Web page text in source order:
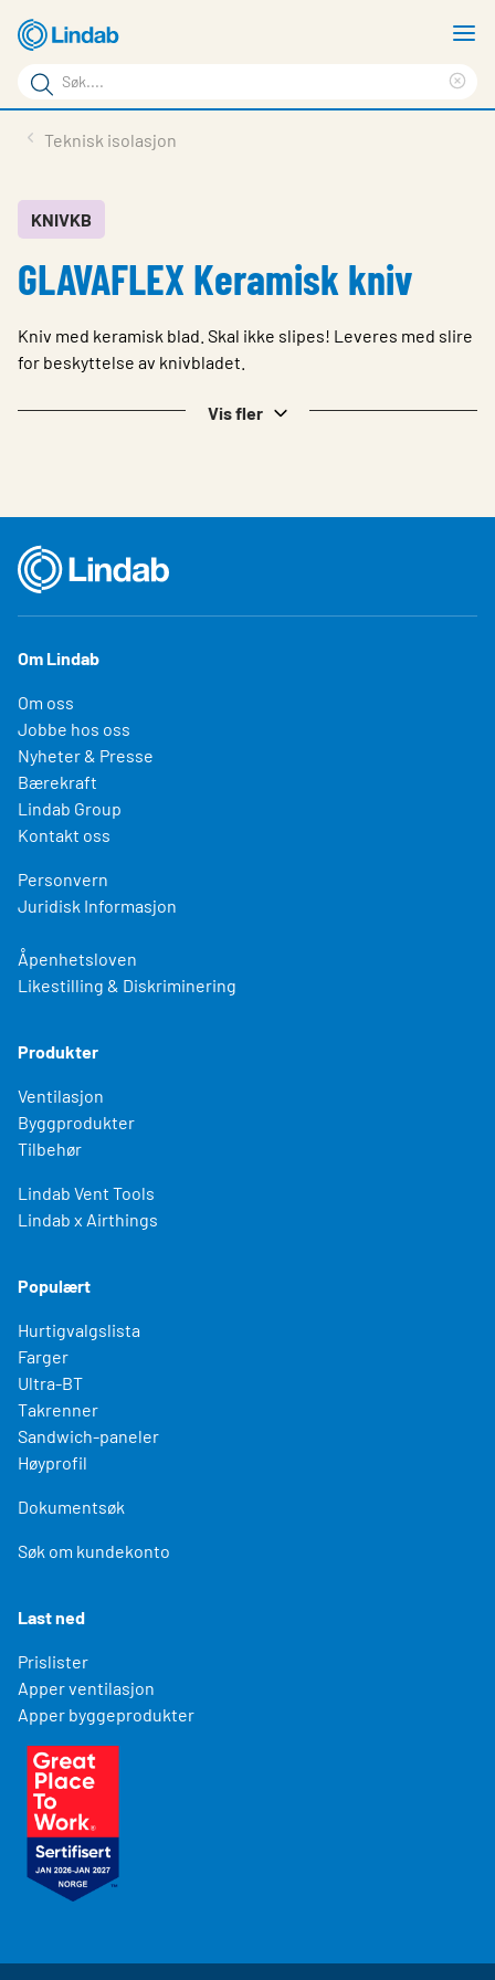
hovedinnhold
Søkeord
Søk
på
Last ned
Om Lindab
Kontakt oss
Teknisk isolasjon
KNIVKB
GLAVAFLEX Keramisk kniv
Kniv med keramisk blad. Skal ikke slipes! Leveres med slire
for beskyttelse av knivbladet.
Vis fler
Om Lindab
Om oss
Jobbe hos oss
Nyheter & Presse
Bærekraft
Lindab Group
Kontakt oss
Personvern
Juridisk Informasjon
Åpenhetsloven
Likestilling & Diskriminering
Produkter
Ventilasjon
Byggprodukter
Tilbehør
Lindab Vent Tools
Lindab x Airthings
Populært
Hurtigvalgslista
Farger
Ultra-BT
Takrenner
Sandwich-paneler
Høyprofil
Dokumentsøk
Søk om kundekonto
Last ned
Prislister
Apper ventilasjon
Apper byggeprodukter